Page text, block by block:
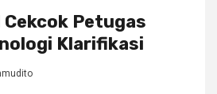
Cekcok Petugas
Klarifikasi